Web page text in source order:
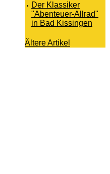
· Der Klassiker
"Abenteuer-Allrad"
in Bad Kissingen
Ältere Artikel